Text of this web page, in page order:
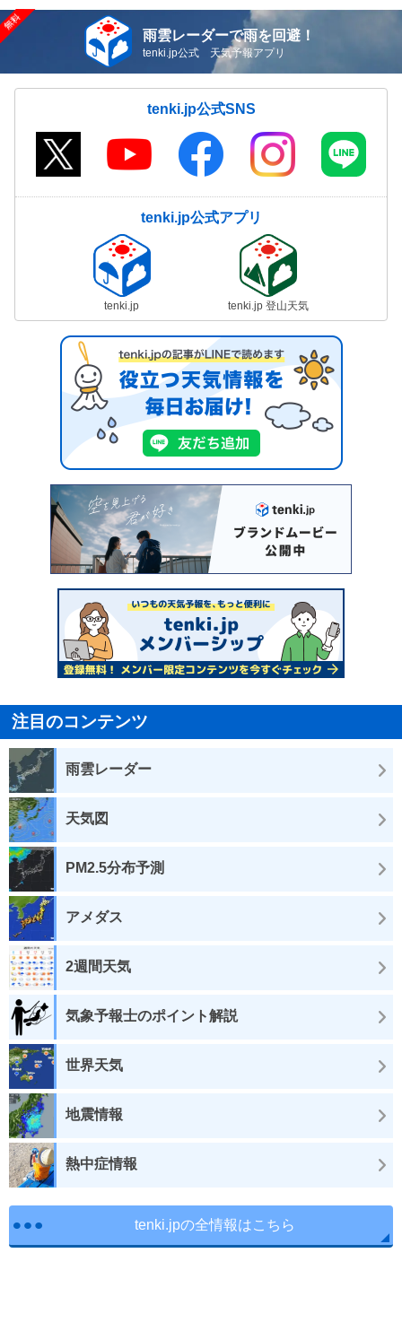
雨雲レーダーで雨を回避！
tenki.jp公式 天気予報アプリ
tenki.jp公式SNS
tenki.jp公式アプリ
tenki.jp tenki.jp 登山天気
注目のコンテンツ
雨雲レーダー
天気図
PM2.5分布予測
アメダス
2週間天気
気象予報士のポイント解説
世界天気
地震情報
熱中症情報
tenki.jpの全情報はこちら